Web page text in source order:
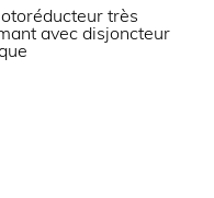
très
avec disjoncteur